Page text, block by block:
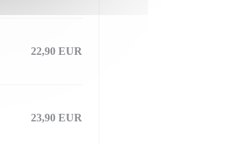
22,90 EUR
23,90 EUR